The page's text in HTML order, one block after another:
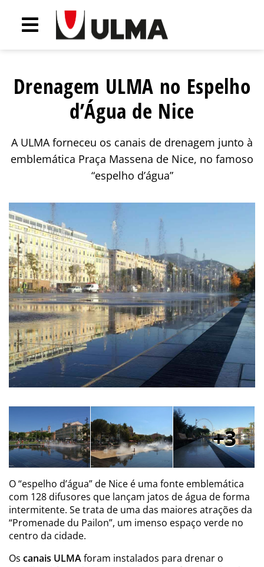
Drenagem ULMA no Espelho
d’Água de Nice
A ULMA forneceu os canais de drenagem junto à
emblemática Praça Massena de Nice, no famoso
“espelho d’água”
3
O “espelho d’água” de Nice é uma fonte emblemática
com 128 difusores que lançam jatos de água de forma
intermitente. Se trata de uma das maiores atrações da
“Promenade du Pailon”, um imenso espaço verde no
centro da cidade.
Os canais ULMAforam instalados para drenar o